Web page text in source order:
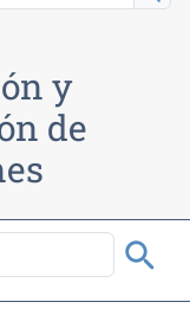
y
de
search